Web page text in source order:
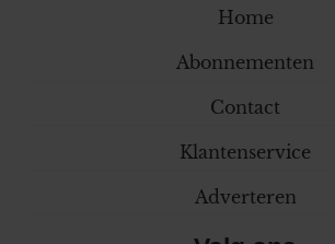
Home
Abonnementen
Contact
Klantenservice
Adverteren